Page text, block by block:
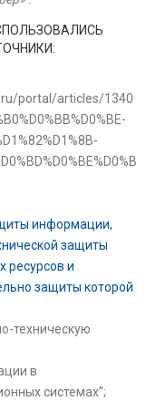
portal/articles/1340
информации,
защиты
ресурсов и
защиты которой
техническую
в
системах”;